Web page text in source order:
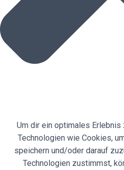
Um dir ein optimales
Technologien wie Cookies,
speichern und/oder darauf
Technologien zustimmst,